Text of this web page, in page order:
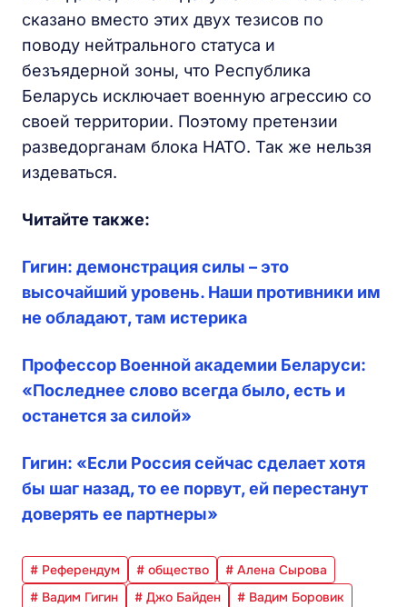
сказано вместо этих двух тезисов по
поводу нейтрального статуса и
безъядерной зоны, что Республика
Беларусь исключает военную агрессию со
своей территории. Поэтому претензии
разведорганам блока НАТО. Так же нельзя
издеваться.
Читайте также:
Гигин: демонстрация силы – это
высочайший уровень. Наши противники им
не обладают, там истерика
Профессор Военной академии Беларуси:
«Последнее слово всегда было, есть и
останется за силой»
Гигин: «Если Россия сейчас сделает хотя
бы шаг назад, то ее порвут, ей перестанут
доверять ее партнеры»
# Референдум # общество
# Алена Сырова
# Вадим Гигин
# Джо Байден
# Вадим Боровик